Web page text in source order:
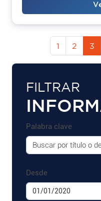
FILTRAR
Palabra clave
Desde
1 2 3